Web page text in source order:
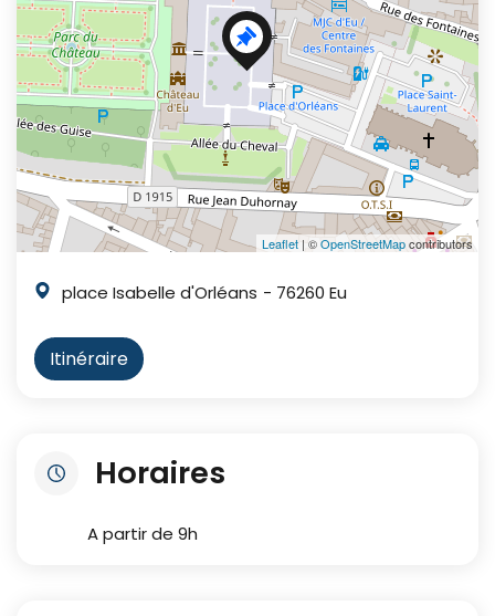
Leaflet | ©OpenStreetMapcontributors
place Isabelle d'Orléans - 76260 Eu
Itinéraire
Horaires
A partir de 9h